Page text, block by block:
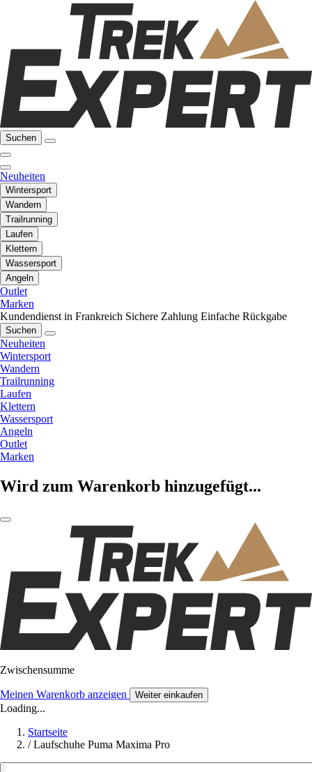
Suchen
Neuheiten
Wintersport
Wandern
Trailrunning
Laufen
Klettern
Wassersport
Angeln
Outlet
Marken
Kundendienst in Frankreich Sichere Zahlung Einfache Rückgabe
Suchen
Neuheiten
Wintersport
Wandern
Trailrunning
Laufen
Klettern
Wassersport
Angeln
Outlet
Marken
Wird zum Warenkorb hinzugefügt...
Zwischensumme
Meinen Warenkorb anzeigen Weiter einkaufen
Loading...
Startseite
/ Laufschuhe Puma Maxima Pro